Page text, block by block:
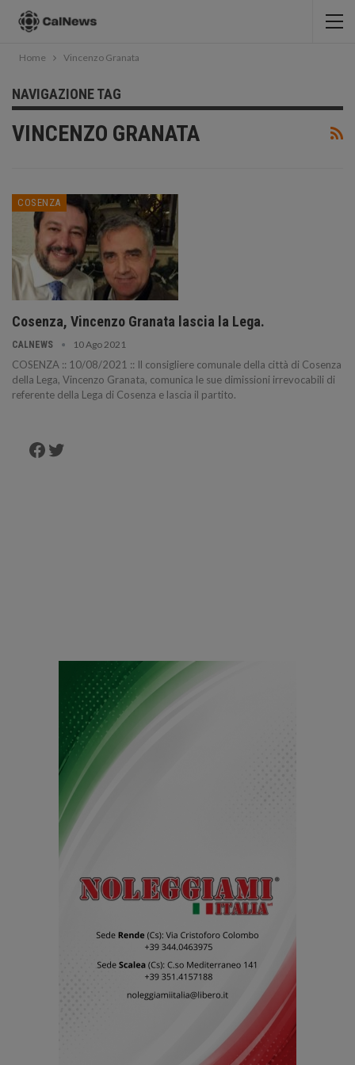
Home Vincenzo Granata
NAVIGAZIONE TAG
VINCENZO GRANATA
COSENZA
Cosenza, Vincenzo Granata lascia la Lega.
CALNEWS 10 Ago 2021
COSENZA :: 10/08/2021 :: Il consigliere comunale della città di Cosenza
della Lega, Vincenzo Granata, comunica le sue dimissioni irrevocabili di
referente della Lega di Cosenza e lascia il partito.
Facebook
Twitter